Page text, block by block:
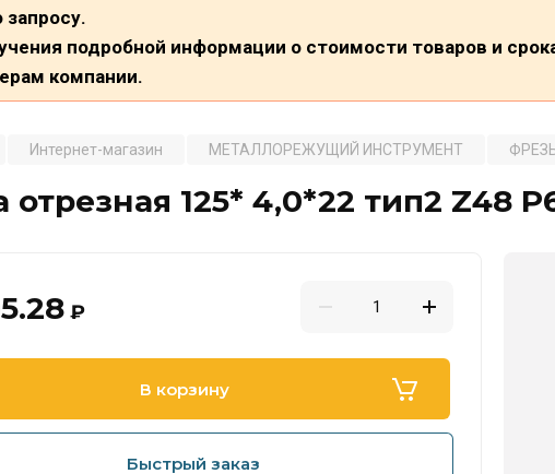
запросу.
подробной информации о стоимости товаров и
компании.
Интернет-магазин МЕТАЛЛОРЕЖУЩИЙ ИНСТРУМЕНТ
отрезная 125* 4,0*22 тип2 Z48
₽
В корзину
Быстрый заказ